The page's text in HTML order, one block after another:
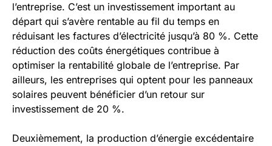
l’entreprise. C’est un investissement important au
départ qui s’avère rentable au fil du temps en
réduisant les factures d’électricité jusqu’à 80 %. Cette
réduction des coûts énergétiques contribue à
optimiser la rentabilité globale de l’entreprise. Par
ailleurs, les entreprises qui optent pour les panneaux
solaires peuvent bénéficier d’un retour sur
investissement de 20 %.
Deuxièmement, la production d’énergie excédentaire